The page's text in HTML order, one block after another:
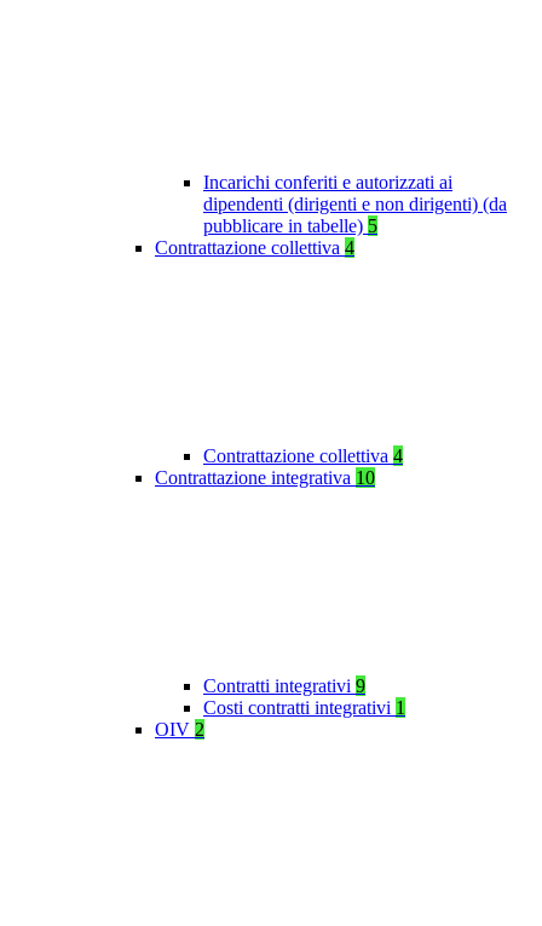
Incarichi conferiti e autorizzati ai
dipendenti (dirigenti e non dirigenti) (da
pubblicare in tabelle) 5
Contrattazione collettiva 4
Contrattazione collettiva 4
Contrattazione integrativa 10
Contratti integrativi 9
Costi contratti integrativi 1
OIV 2